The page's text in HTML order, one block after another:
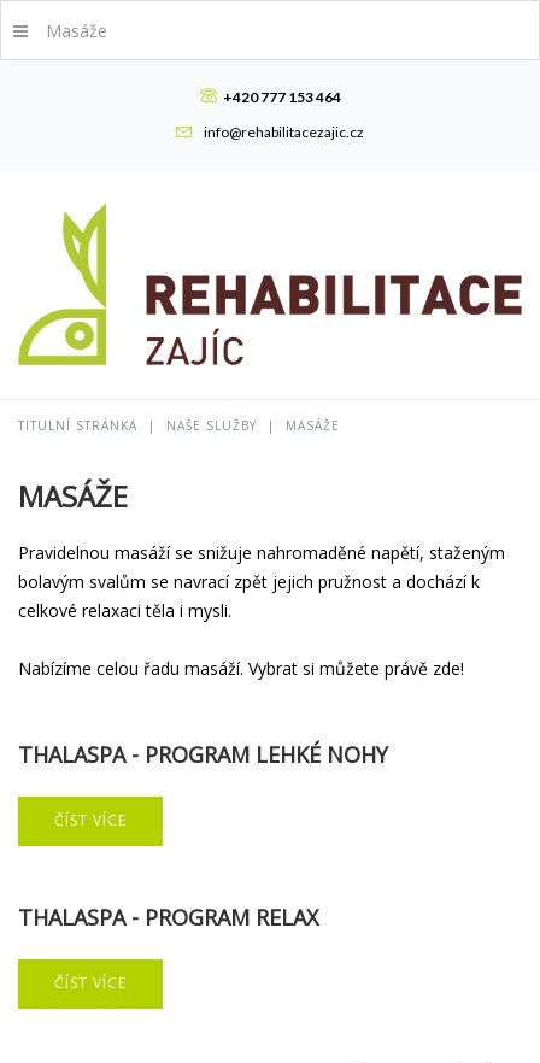
+420 777 153 464
info@rehabilitacezajic.cz
Masáže
TITULNÍ STRÁNKA | NAŠE SLUŽBY | MASÁŽE
MASÁŽE
Pravidelnou masáží se snižuje nahromaděné napětí, staženým
bolavým svalům se navrací zpět jejich pružnost a dochází k
celkové relaxaci těla i mysli.
Nabízíme celou řadu masáží. Vybrat si můžete právě zde!
THALASPA - PROGRAM LEHKÉ NOHY
ČÍST VÍCE
THALASPA - PROGRAM RELAX
ČÍST VÍCE